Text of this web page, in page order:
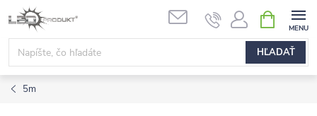
Prejsť
na
obsah
HĽADAŤ
KOŠÍK
5m